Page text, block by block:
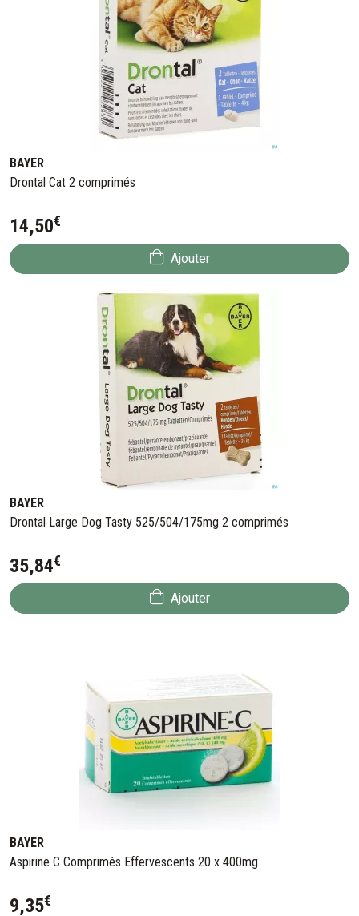
BAYER
Drontal Cat 2 comprimés
14,50€
Ajouter
BAYER
Drontal Large Dog Tasty 525/504/175mg 2 comprimés
35,84€
Ajouter
BAYER
Aspirine C Comprimés Effervescents 20 x 400mg
9,35€